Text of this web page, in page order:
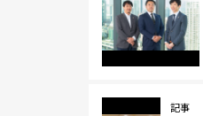
記事